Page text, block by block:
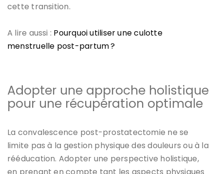
cette transition.
A lire aussi : Pourquoi utiliser une culotte
menstruelle post-partum ?
Adopter une approche holistique
pour une récupération optimale
La convalescence post-prostatectomie ne se
limite pas à la gestion physique des douleurs ou à la
rééducation. Adopter une perspective holistique,